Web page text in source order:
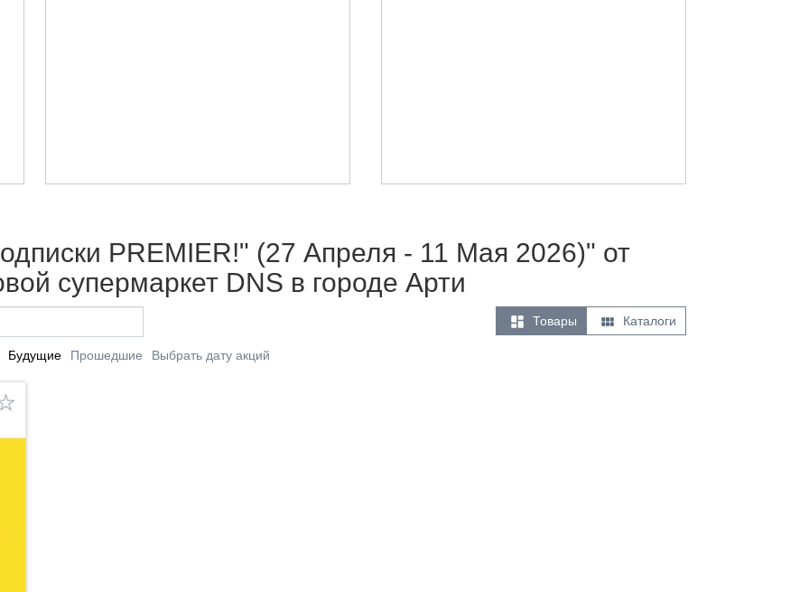
PREMIER!" (27 Апреля - 11 Мая 2026)" от
супермаркет DNS в городе Арти
 Товары  Каталоги
Будущие Прошедшие Выбрать дату акций